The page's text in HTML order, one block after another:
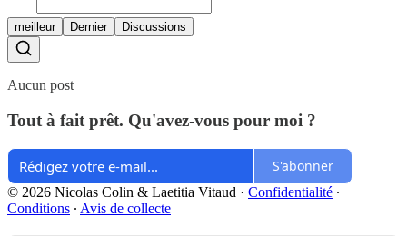
meilleur Dernier Discussions
Aucun post
Tout à fait prêt. Qu'avez-vous pour moi ?
S'abonner
© 2026 Nicolas Colin & Laetitia Vitaud · Confidentialité ∙
Conditions ∙ Avis de collecte